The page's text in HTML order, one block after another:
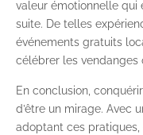
valeur émotionnelle qui
suite. De telles
événements gratuits
célébrer les vendanges
En conclusion,
d’être un mirage. Avec
adoptant ces